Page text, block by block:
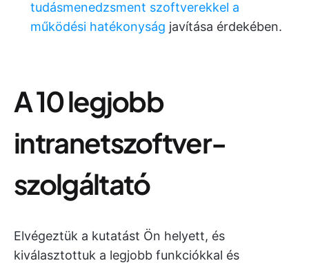
tudásmenedzsment szoftverekkel a
működési hatékonyság javítása érdekében.
A 10 legjobb
intranetszoftver-
szolgáltató
Elvégeztük a kutatást Ön helyett, és
kiválasztottuk a legjobb funkciókkal és